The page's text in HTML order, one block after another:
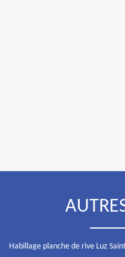
Habillage planche de rive Luz